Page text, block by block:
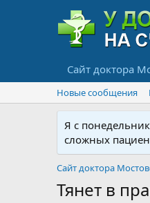
Сайт доктора
Новые сообщения
Я с
сложных
Сайт доктора
Тянет в